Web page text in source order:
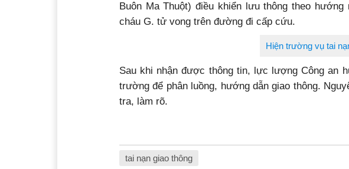
Buôn Ma Thuột) điều khiển lưu thông theo
cháu G. tử vong trên đường đi cấp cứu.
Hiện trường vụ tai
Sau khi nhận được thông tin, lực lượng Công an
trường để phân luồng, hướng dẫn giao thông.
tra, làm rõ.
tai nạn giao thông